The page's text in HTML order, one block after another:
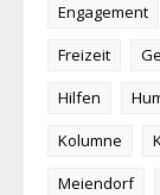
Engagement
Freizeit
Hilfen
Kolumne
Meiendorf